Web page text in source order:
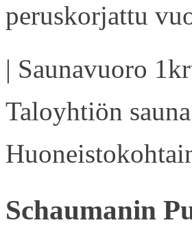
peruskorjattu
| Saunavuoro
Taloyhtiön
Schaumanin